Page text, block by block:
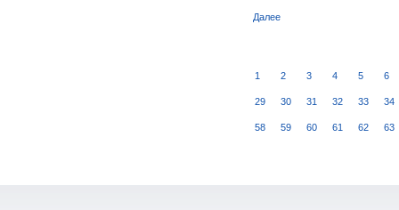
Далее
1 2 3 4 5 6
29 30 31 32 33 34
58 59 60 61 62 63